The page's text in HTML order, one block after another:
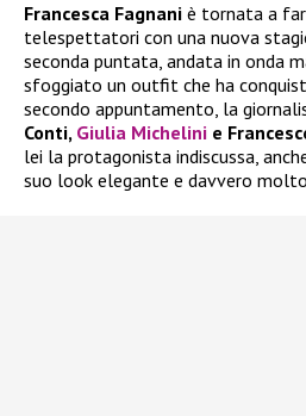
Francesca Fagnani è tornata a
telespettatori con una nuova
seconda puntata, andata in onda
sfoggiato un outfit che ha
secondo appuntamento, la
Conti, Giulia Michelini e
lei la protagonista indiscussa,
suo look elegante e davvero